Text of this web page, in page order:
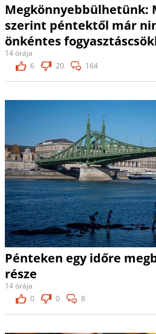
Megkönnyebbülhetünk:
szerint péntektől már
önkéntes
14 órája
6
20 164
Pénteken egy időre
része
14 órája
0
0 8